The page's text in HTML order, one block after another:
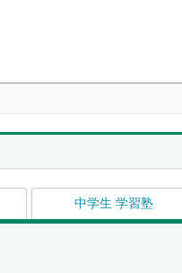
中学生 学習塾